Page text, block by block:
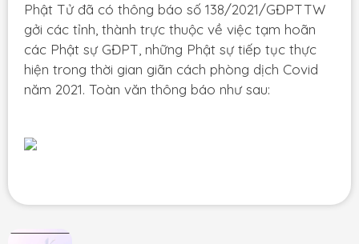
Phật Tử đã có thông báo số 138/2021/GĐPTTW
gởi các tỉnh, thành trực thuộc về việc tạm hoãn
các Phật sự GĐPT, những Phật sự tiếp tục thực
hiện trong thời gian giãn cách phòng dịch Covid
năm 2021. Toàn văn thông báo như sau: